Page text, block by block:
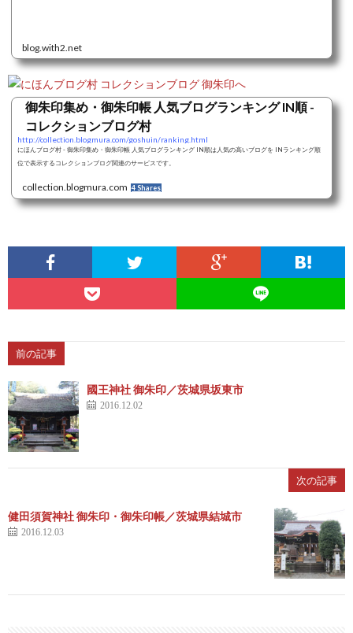
blog.with2.net
御朱印集め・御朱印帳 人気ブログランキング IN順 -
コレクションブログ村
http://collection.blogmura.com/goshuin/ranking.html
にほんブログ村 - 御朱印集め・御朱印帳 人気ブログランキング IN順は人気の高いブログを INランキング順
位で表示するコレクションブログ関連のサービスです。
collection.blogmura.com 4 Shares
前の記事
國王神社 御朱印／茨城県坂東市
2016.12.02
次の記事
健田須賀神社 御朱印・御朱印帳／茨城県結城市
2016.12.03